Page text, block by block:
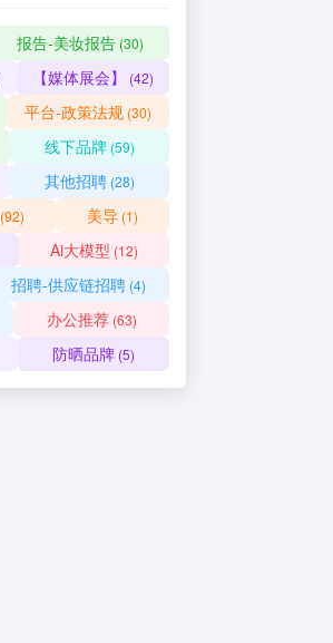
报告-美妆报告 (30)
【媒体展会】 (42)
平台-政策法规 (30)
线下品牌(59)
其他招聘(28)
(92) 美导 (1)
Ai大模型 (12)
招聘-供应链招聘(4)
办公推荐(63)
防晒品牌(5)